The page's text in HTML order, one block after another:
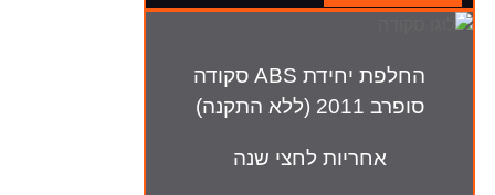
החלפת יחידת ABS סקודה
סופרב 2011 (ללא התקנה)
אחריות לחצי שנה